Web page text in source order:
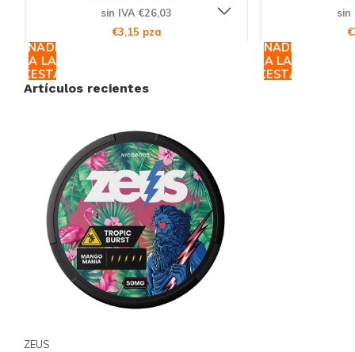
sin IVA €26,03
€3,15 pza
AÑADIR
A LA
CESTA
sin
AÑADIR
A LA
CESTA
Artículos recientes
ZEUS